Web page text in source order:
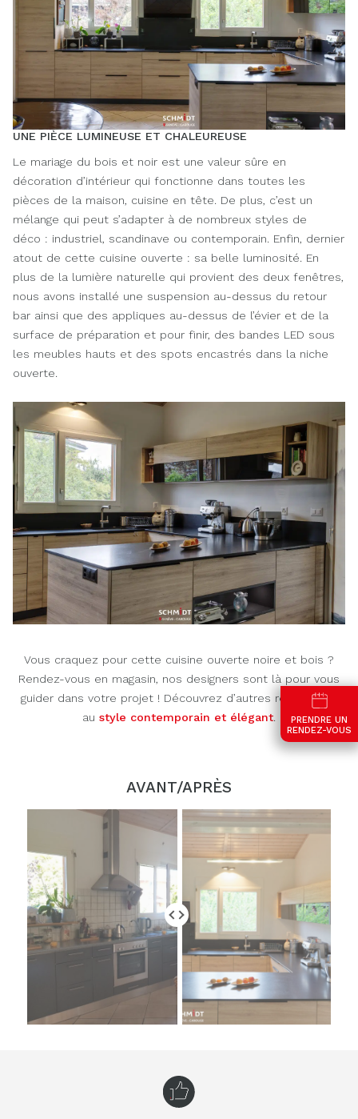
PRENDRE UN
RENDEZ-VOUS
UNE PIÈCE LUMINEUSE ET CHALEUREUSE
Le mariage du bois et noir est une valeur sûre en
décoration d’intérieur qui fonctionne dans toutes les
pièces de la maison, cuisine en tête. De plus, c’est un
mélange qui peut s’adapter à de nombreux styles de
déco : industriel, scandinave ou contemporain. Enfin, dernier
atout de cette cuisine ouverte : sa belle luminosité. En
plus de la lumière naturelle qui provient des deux fenêtres,
nous avons installé une suspension au-dessus du retour
bar ainsi que des appliques au-dessus de l’évier et de la
surface de préparation et pour finir, des bandes LED sous
les meubles hauts et des spots encastrés dans la niche
ouverte.
Vous craquez pour cette cuisine ouverte noire et bois ?
Rendez-vous en magasin, nos designers sont là pour vous
guider dans votre projet ! Découvrez d’autres réalisations
au style contemporain et élégant.
AVANT/APRÈS